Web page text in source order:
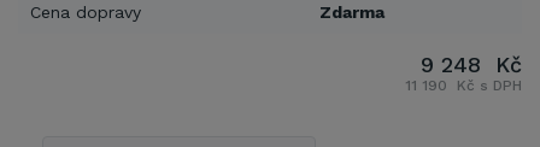
Cena dopravy Zdarma
9 248 Kč
11 190 Kč s DPH